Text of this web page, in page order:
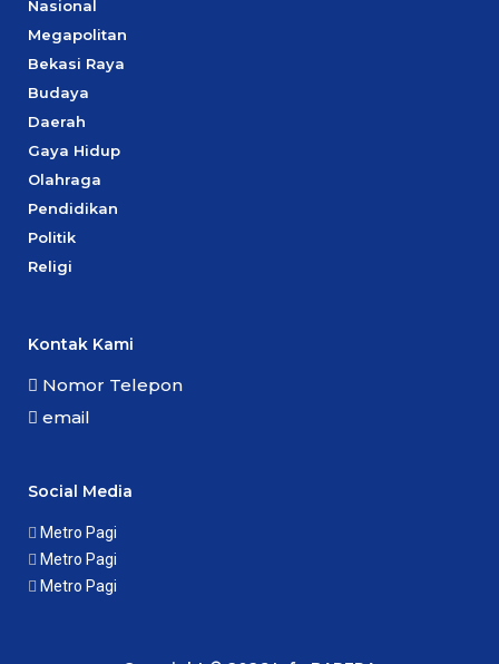
Nasional
Megapolitan
Bekasi Raya
Budaya
Daerah
Gaya Hidup
Olahraga
Pendidikan
Politik
Religi
Kontak Kami
Nomor Telepon
email
Social Media
Metro Pagi
Metro Pagi
Metro Pagi